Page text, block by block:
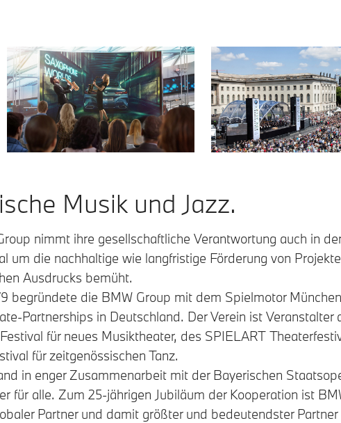
Musik und Jazz.
nimmt ihre gesellschaftliche Verantwortung auch in
um die nachhaltige wie langfristige Förderung von
Ausdrucks bemüht.
begründete die BMW Group mit dem Spielmotor
Partnerships in Deutschland. Der Verein ist Veranstalter
für neues Musiktheater, des SPIELART
für zeitgenössischen Tanz.
in enger Zusammenarbeit mit der Bayerischen
für alle. Zum 25-jährigen Jubiläum der Kooperation ist
Partner und damit größter und bedeutendster